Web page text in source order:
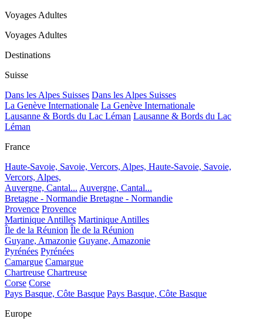
Voyages Adultes
Voyages Adultes
Destinations
Suisse
Dans les Alpes Suisses Dans les Alpes Suisses
La Genève Internationale La Genève Internationale
Lausanne & Bords du Lac Léman Lausanne & Bords du Lac
Léman
France
Haute-Savoie, Savoie, Vercors, Alpes, Haute-Savoie, Savoie,
Vercors, Alpes,
Auvergne, Cantal... Auvergne, Cantal...
Bretagne - Normandie Bretagne - Normandie
Provence Provence
Martinique Antilles Martinique Antilles
Île de la Réunion Île de la Réunion
Guyane, Amazonie Guyane, Amazonie
Pyrénées Pyrénées
Camargue Camargue
Chartreuse Chartreuse
Corse Corse
Pays Basque, Côte Basque Pays Basque, Côte Basque
Europe